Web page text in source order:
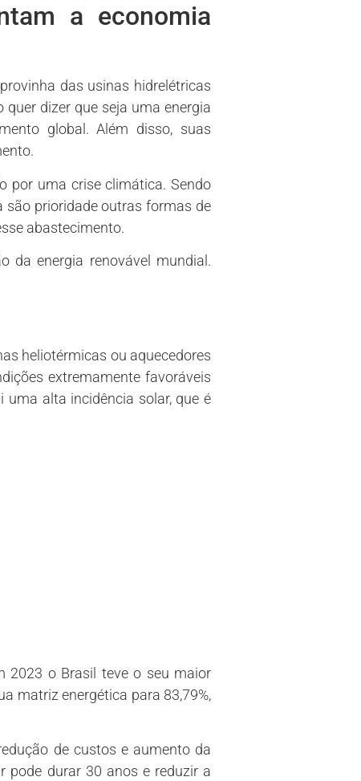
a economia
das usinas hidrelétricas
dizer que seja uma energia
global. Além disso, suas
por uma crise climática. Sendo
são prioridade outras formas de
abastecimento.
da energia renovável mundial.
heliotérmicas ou aquecedores
extremamente favoráveis
uma alta incidência solar, que é
2023 o Brasil teve o seu maior
matriz energética para 83,79%,
de custos e aumento da
pode durar 30 anos e reduzir a